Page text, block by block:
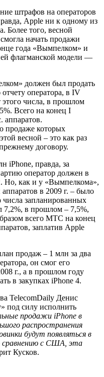
штрафов на операторов
Apple ни к одному из
Более того, весной
начать продажи
года «Вымпелком» и
флагманской модели —
должен был продать
оператора, в IV
этого числа, в прошлом
Всего на конец I
аппаратов.
продаже которых
весной – это как раз
договору.
iPhone, правда, за
оператор должен в
Но, как и у «Вымпелкома»,
в 2009 г. – было
запланированных
7,2%, в прошлом – 7,5%,
всего МТС на конец
заплатив Apple
продаж – 1 млн за два
он смог его
г., а в прошлом году
в закупках iPhone 4.
TelecomDaily Денис
под силу исполнить
продажи iPhone в
распространения
будут появляться в
сравнению с США, эта
Кусков.